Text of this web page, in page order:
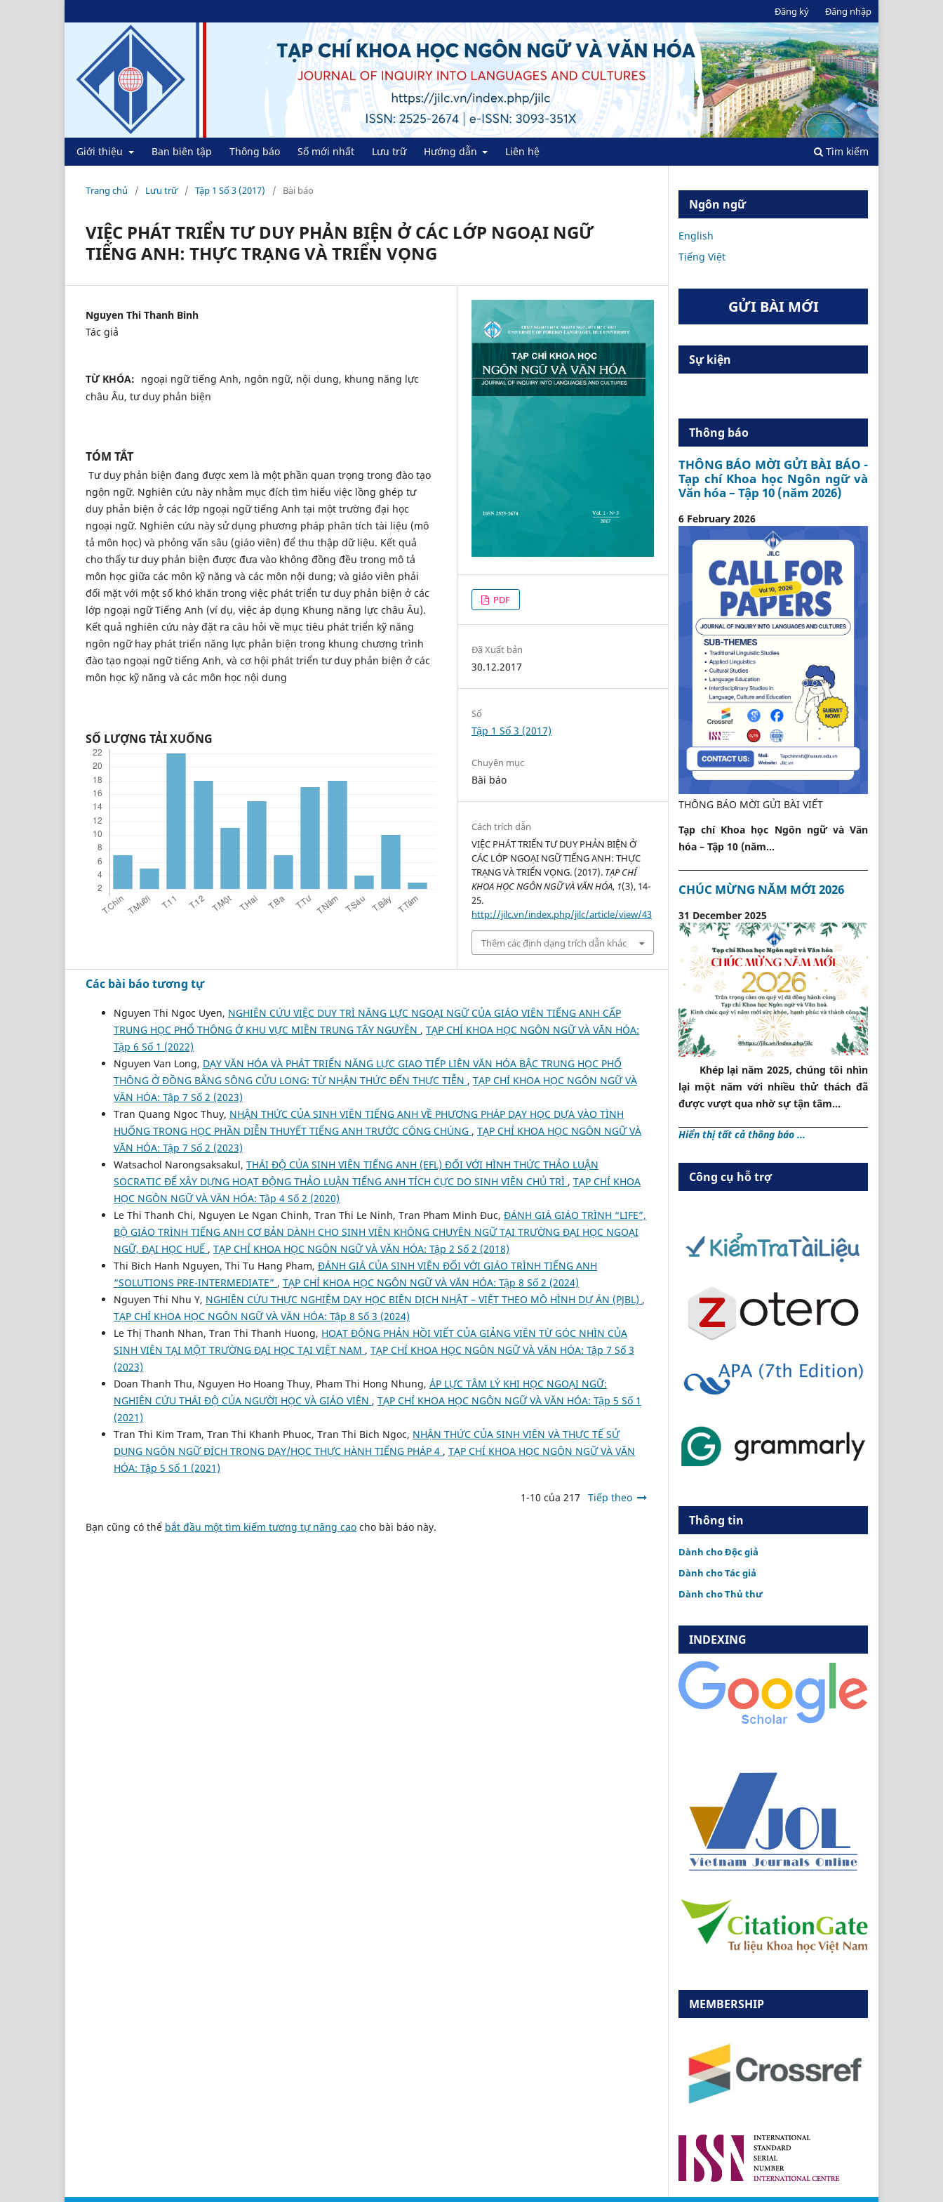
Giới thiệu Ban biên tập Thông báo Số mới nhất Lưu trữ Hướng dẫn Liên hệ Tìm kiếm
Đăng ký Đăng nhập
Trang chủ / Lưu trữ / Tập 1 Số 3 (2017) / Bài báo
VIỆC PHÁT TRIỂN TƯ DUY PHẢN BIỆN Ở CÁC LỚP NGOẠI NGỮ
TIẾNG ANH: THỰC TRẠNG VÀ TRIỂN VỌNG
Nguyen Thi Thanh Binh
Tác giả
TỪ KHÓA: ngoại ngữ tiếng Anh, ngôn ngữ, nội dung, khung năng lực
châu Âu, tư duy phản biện
TÓM TẮT
Tư duy phản biện đang được xem là một phần quan trọng trong đào tạo
ngôn ngữ. Nghiên cứu này nhằm mục đích tìm hiểu việc lồng ghép tư
duy phản biện ở các lớp ngoại ngữ tiếng Anh tại một trường đại học
ngoại ngữ. Nghiên cứu này sử dụng phương pháp phân tích tài liệu (mô
tả môn học) và phỏng vấn sâu (giáo viên) để thu thập dữ liệu. Kết quả
cho thấy tư duy phản biện được đưa vào không đồng đều trong mô tả
môn học giữa các môn kỹ năng và các môn nội dung; và giáo viên phải
đối mặt với một số khó khăn trong việc phát triển tư duy phản biện ở các
lớp ngoại ngữ Tiếng Anh (ví dụ, việc áp dụng Khung năng lực châu Âu).
Kết quả nghiên cứu này đặt ra câu hỏi về mục tiêu phát triển kỹ năng
ngôn ngữ hay phát triển năng lực phản biện trong khung chương trình
đào tạo ngoại ngữ tiếng Anh, và cơ hội phát triển tư duy phản biện ở các
môn học kỹ năng và các môn học nội dung
SỐ LƯỢNG TẢI XUỐNG
PDF
Đã Xuất bản
30.12.2017
Số
Tập 1 Số 3 (2017)
Chuyên mục
Bài báo
Cách trích dẫn
VIỆC PHÁT TRIỂN TƯ DUY PHẢN BIỆN Ở
CÁC LỚP NGOẠI NGỮ TIẾNG ANH: THỰC
TRẠNG VÀ TRIỂN VỌNG. (2017). TẠP CHÍ
KHOA HỌC NGÔN NGỮ VÀ VĂN HÓA, 1(3), 14-
25.
http://jilc.vn/index.php/jilc/article/view/43
Thêm các định dạng trích dẫn khác
Các bài báo tương tự
Nguyen Thi Ngoc Uyen, NGHIÊN CỨU VIỆC DUY TRÌ NĂNG LỰC NGOẠI NGỮ CỦA GIÁO VIÊN TIẾNG ANH CẤP
TRUNG HỌC PHỔ THÔNG Ở KHU VỰC MIỀN TRUNG TÂY NGUYÊN , TẠP CHÍ KHOA HỌC NGÔN NGỮ VÀ VĂN HÓA:
Tập 6 Số 1 (2022)
Nguyen Van Long, DẠY VĂN HÓA VÀ PHÁT TRIỂN NĂNG LỰC GIAO TIẾP LIÊN VĂN HÓA BẬC TRUNG HỌC PHỔ
THÔNG Ở ĐỒNG BẰNG SÔNG CỬU LONG: TỪ NHẬN THỨC ĐẾN THỰC TIỄN , TẠP CHÍ KHOA HỌC NGÔN NGỮ VÀ
VĂN HÓA: Tập 7 Số 2 (2023)
Tran Quang Ngoc Thuy, NHẬN THỨC CỦA SINH VIÊN TIẾNG ANH VỀ PHƯƠNG PHÁP DẠY HỌC DỰA VÀO TÌNH
HUỐNG TRONG HỌC PHẦN DIỄN THUYẾT TIẾNG ANH TRƯỚC CÔNG CHÚNG , TẠP CHÍ KHOA HỌC NGÔN NGỮ VÀ
VĂN HÓA: Tập 7 Số 2 (2023)
Watsachol Narongsaksakul, THÁI ĐỘ CỦA SINH VIÊN TIẾNG ANH (EFL) ĐỐI VỚI HÌNH THỨC THẢO LUẬN
SOCRATIC ĐỂ XÂY DỰNG HOẠT ĐỘNG THẢO LUẬN TIẾNG ANH TÍCH CỰC DO SINH VIÊN CHỦ TRÌ , TẠP CHÍ KHOA
HỌC NGÔN NGỮ VÀ VĂN HÓA: Tập 4 Số 2 (2020)
Le Thi Thanh Chi, Nguyen Le Ngan Chinh, Tran Thi Le Ninh, Tran Pham Minh Đuc, ĐÁNH GIÁ GIÁO TRÌNH “LIFE”,
BỘ GIÁO TRÌNH TIẾNG ANH CƠ BẢN DÀNH CHO SINH VIÊN KHÔNG CHUYÊN NGỮ TẠI TRƯỜNG ĐẠI HỌC NGOẠI
NGỮ, ĐẠI HỌC HUẾ , TẠP CHÍ KHOA HỌC NGÔN NGỮ VÀ VĂN HÓA: Tập 2 Số 2 (2018)
Thi Bich Hanh Nguyen, Thi Tu Hang Pham, ĐÁNH GIÁ CỦA SINH VIÊN ĐỐI VỚI GIÁO TRÌNH TIẾNG ANH
“SOLUTIONS PRE-INTERMEDIATE” , TẠP CHÍ KHOA HỌC NGÔN NGỮ VÀ VĂN HÓA: Tập 8 Số 2 (2024)
Nguyen Thi Nhu Y, NGHIÊN CỨU THỰC NGHIỆM DẠY HỌC BIÊN DỊCH NHẬT – VIỆT THEO MÔ HÌNH DỰ ÁN (PJBL) ,
TẠP CHÍ KHOA HỌC NGÔN NGỮ VÀ VĂN HÓA: Tập 8 Số 3 (2024)
Le Thị Thanh Nhan, Tran Thi Thanh Huong, HOẠT ĐỘNG PHẢN HỒI VIẾT CỦA GIẢNG VIÊN TỪ GÓC NHÌN CỦA
SINH VIÊN TẠI MỘT TRƯỜNG ĐẠI HỌC TẠI VIỆT NAM , TẠP CHÍ KHOA HỌC NGÔN NGỮ VÀ VĂN HÓA: Tập 7 Số 3
(2023)
Doan Thanh Thu, Nguyen Ho Hoang Thuy, Pham Thi Hong Nhung, ÁP LỰC TÂM LÝ KHI HỌC NGOẠI NGỮ:
NGHIÊN CỨU THÁI ĐỘ CỦA NGƯỜI HỌC VÀ GIÁO VIÊN , TẠP CHÍ KHOA HỌC NGÔN NGỮ VÀ VĂN HÓA: Tập 5 Số 1
(2021)
Tran Thi Kim Tram, Tran Thi Khanh Phuoc, Tran Thi Bich Ngoc, NHẬN THỨC CỦA SINH VIÊN VÀ THỰC TẾ SỬ
DỤNG NGÔN NGỮ ĐÍCH TRONG DẠY/HỌC THỰC HÀNH TIẾNG PHÁP 4 , TẠP CHÍ KHOA HỌC NGÔN NGỮ VÀ VĂN
HÓA: Tập 5 Số 1 (2021)
1-10 của 217 Tiếp theo
Bạn cũng có thể bắt đầu một tìm kiếm tương tự nâng cao cho bài báo này.
Ngôn ngữ
English
Tiếng Việt
GỬI BÀI MỚI
Sự kiện
Thông báo
THÔNG BÁO MỜI GỬI BÀI BÁO -
Tạp chí Khoa học Ngôn ngữ và
Văn hóa – Tập 10 (năm 2026)
6 February 2026
THÔNG BÁO MỜI GỬI BÀI VIẾT
Tạp chí Khoa học Ngôn ngữ và Văn
hóa – Tập 10 (năm...
CHÚC MỪNG NĂM MỚI 2026
31 December 2025
Khép lại năm 2025, chúng tôi nhìn
lại một năm với nhiều thử thách đã
được vượt qua nhờ sự tận tâm...
Hiển thị tất cả thông báo ...
Công cụ hỗ trợ
Thông tin
Dành cho Độc giả
Dành cho Tác giả
Dành cho Thủ thư
INDEXING
MEMBERSHIP